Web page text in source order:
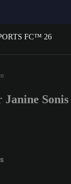
3 tecken eller siffror